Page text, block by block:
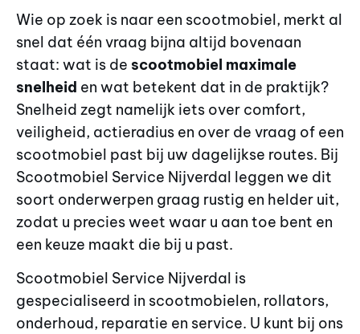
Wie op zoek is naar een scootmobiel, merkt al
snel dat één vraag bijna altijd bovenaan
staat: wat is de scootmobiel maximale
snelheid en wat betekent dat in de praktijk?
Snelheid zegt namelijk iets over comfort,
veiligheid, actieradius en over de vraag of een
scootmobiel past bij uw dagelijkse routes. Bij
Scootmobiel Service Nijverdal leggen we dit
soort onderwerpen graag rustig en helder uit,
zodat u precies weet waar u aan toe bent en
een keuze maakt die bij u past.
Scootmobiel Service Nijverdal is
gespecialiseerd in scootmobielen, rollators,
onderhoud, reparatie en service. U kunt bij ons